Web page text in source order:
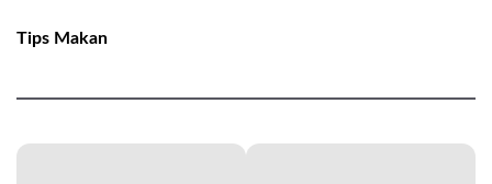
Tips Makan